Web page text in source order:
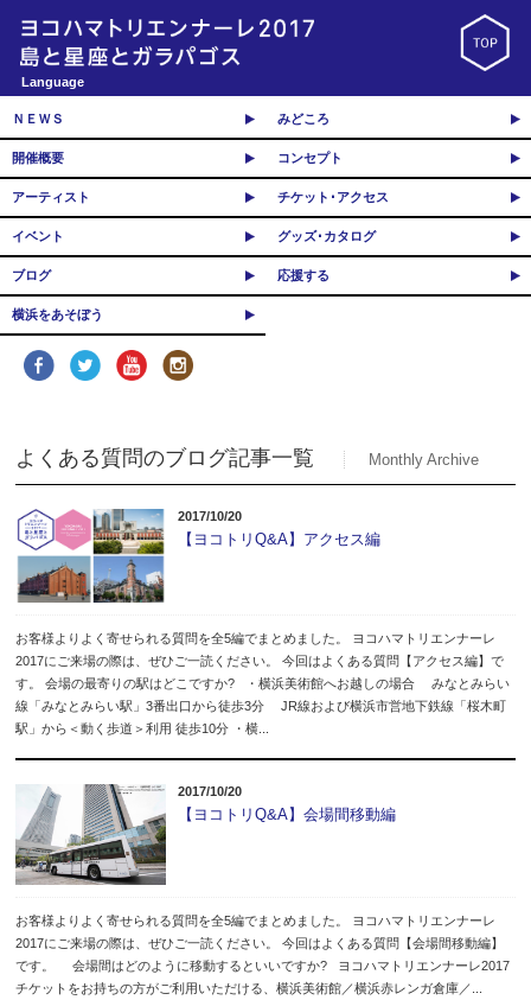
Language
ＮＥＷＳ みどころ
開催概要 コンセプト
アーティスト チケット･アクセス
イベント グッズ･カタログ
ブログ 応援する
横浜をあそぼう
よくある質問のブログ記事一覧 Monthly Archive
2017/10/20
【ヨコトリQ&A】アクセス編
お客様よりよく寄せられる質問を全5編でまとめました。 ヨコハマトリエンナーレ
2017にご来場の際は、ぜひご一読ください。 今回はよくある質問【アクセス編】で
す。 会場の最寄りの駅はどこですか? ・横浜美術館へお越しの場合 みなとみらい
線「みなとみらい駅」3番出口から徒歩3分 JR線および横浜市営地下鉄線「桜木町
駅」から＜動く歩道＞利用 徒歩10分 ・横...
2017/10/20
【ヨコトリQ&A】会場間移動編
お客様よりよく寄せられる質問を全5編でまとめました。 ヨコハマトリエンナーレ
2017にご来場の際は、ぜひご一読ください。 今回はよくある質問【会場間移動編】
です。 会場間はどのように移動するといいですか? ヨコハマトリエンナーレ2017
チケットをお持ちの方がご利用いただける、横浜美術館／横浜赤レンガ倉庫／...